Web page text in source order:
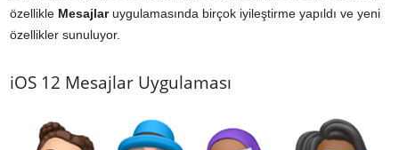
özellikle Mesajlaruygulamasında birçok iyileştirme yapıldı ve yeni
özellikler sunuluyor.
iOS 12 Mesajlar Uygulaması